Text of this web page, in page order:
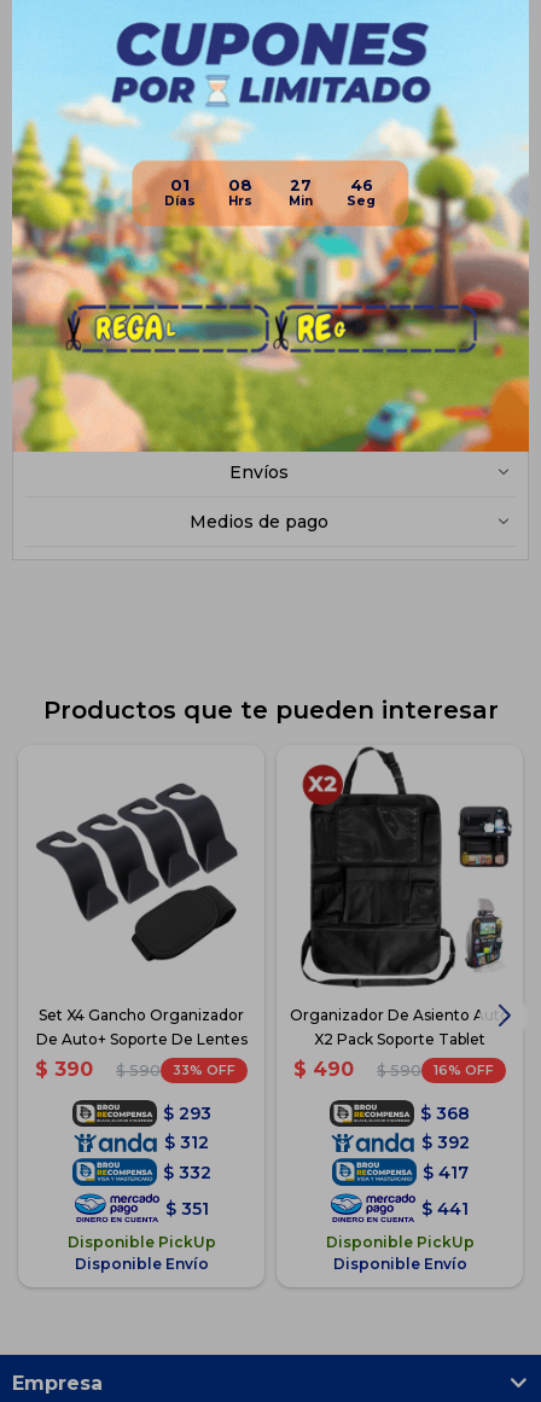
01 08 27 45
• Almohadillas protectoras en los hombros y hebilla central.
• Acolchado interior desmontable, adaptable al grupo de
uso y lavable.
• Funda acolchada, desmontable y lavable, para mantener la
silla siempre limpia.
• Dimensiones: 50cm (largo) x 49cm (ancho) x 61cm (alto)
Planes de cuotas
Envíos
Medios de pago
Productos que te pueden interesar
Set X4 Gancho Organizador
De Auto+ Soporte De Lentes
$ 390 $ 590 33
$ 293
$ 312
$ 332
$ 351
Disponible PickUp
Disponible Envío
Organizador De Asiento Auto
X2 Pack Soporte Tablet
$ 490 $ 590 16
$ 368
$ 392
$ 417
$ 441
Disponible PickUp
Disponible Envío
Empresa